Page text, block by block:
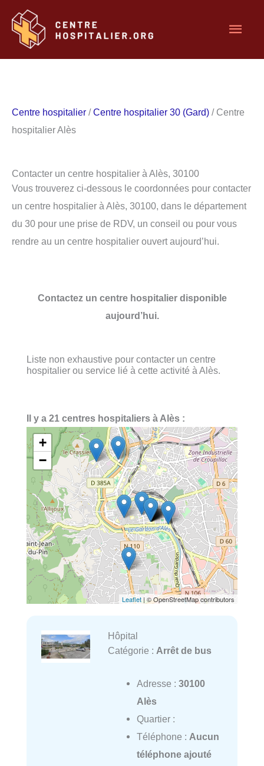
contenu
Centre hospitalier /Centre hospitalier 30 (Gard) / Centre
hospitalier Alès
Contacter un centre hospitalier à Alès, 30100
Vous trouverez ci-dessous le coordonnées pour contacter
un centre hospitalier à Alès, 30100, dans le département
du 30 pour une prise de RDV, un conseil ou pour vous
rendre au un centre hospitalier ouvert aujourd’hui.
Contactez un centre hospitalier disponible
aujourd’hui.
Liste non exhaustive pour contacter un centre
hospitalier ou service lié à cette activité à Alès.
Il y a 21 centres hospitaliers à Alès :
+
−
Leaflet | © OpenStreetMap contributors
Hôpital
Catégorie : Arrêt de bus
Adresse : 30100
Alès
Quartier :
Téléphone : Aucun
téléphone ajouté